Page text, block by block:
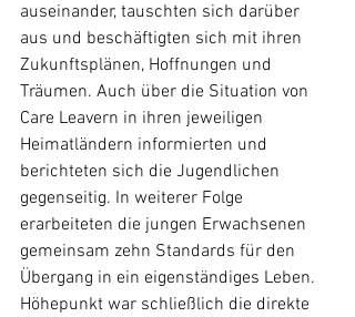
auseinander, tauschten sich darüber
aus und beschäftigten sich mit ihren
Zukunftsplänen, Hoffnungen und
Träumen. Auch über die Situation von
Care Leavern in ihren jeweiligen
Heimatländern informierten und
berichteten sich die Jugendlichen
gegenseitig. In weiterer Folge
erarbeiteten die jungen Erwachsenen
gemeinsam zehn Standards für den
Übergang in ein eigenständiges Leben.
Höhepunkt war schließlich die direkte